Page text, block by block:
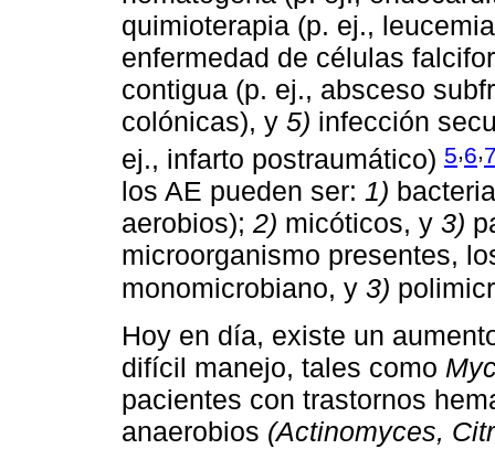
quimioterapia (p. ej.,
enfermedad de células
contigua (p. ej., absceso
colónicas), y 5) infección
ej., infarto postraumático) 5,6,
los AE pueden ser: 1)
aerobios); 2) micóticos, y 3)
microorganismo presentes,
monomicrobiano, y 3)
Hoy en día, existe un
difícil manejo, tales como
pacientes con trastornos
anaerobios (Actinomyces,